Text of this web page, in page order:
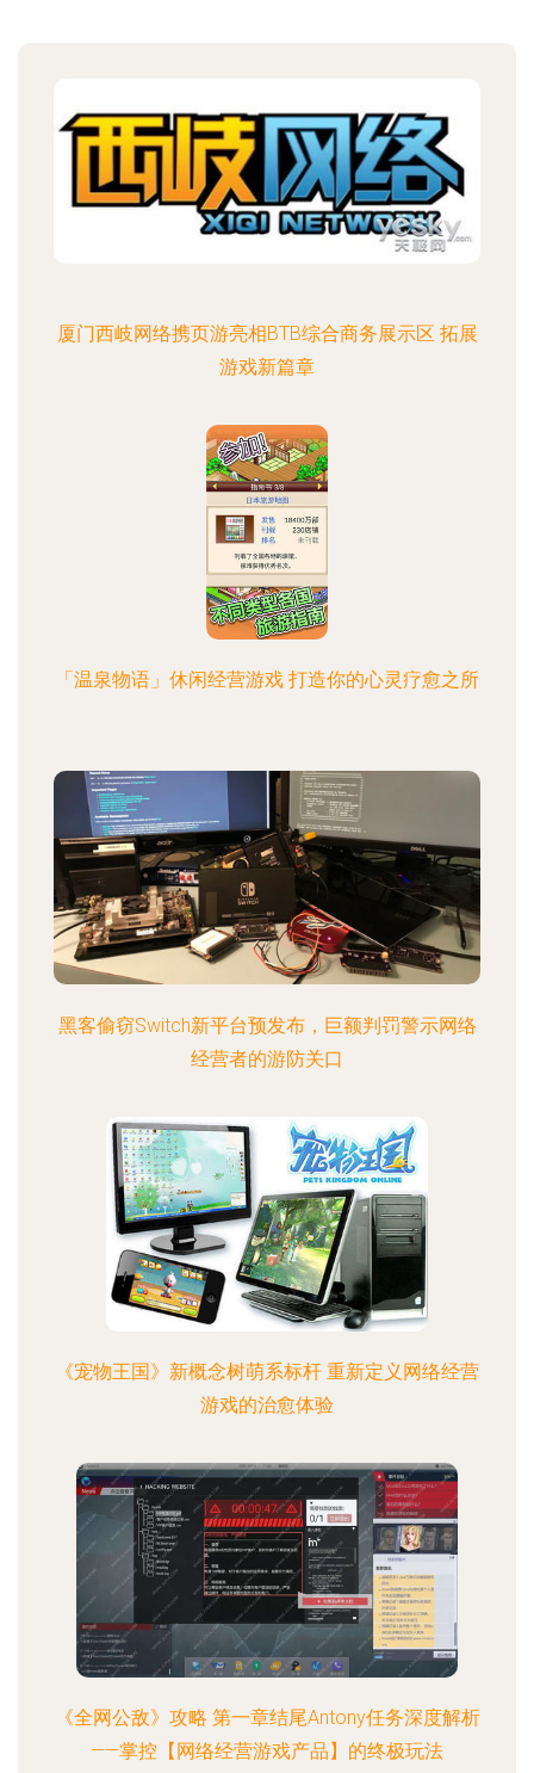
厦门西岐网络携页游亮相BTB综合商务展示区 拓展
游戏新篇章
「温泉物语」休闲经营游戏 打造你的心灵疗愈之所
黑客偷窃Switch新平台预发布，巨额判罚警示网络
经营者的游防关口
《宠物王国》新概念树萌系标杆 重新定义网络经营
游戏的治愈体验
《全网公敌》攻略 第一章结尾Antony任务深度解析
——掌控【网络经营游戏产品】的终极玩法